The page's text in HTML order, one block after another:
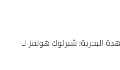
البحرية؛ شيرلوك هولمز لـ